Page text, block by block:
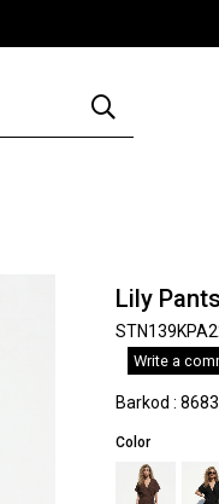
Lily
Write a
Barkod :
Color